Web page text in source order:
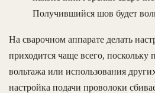
Получившийся шов будет
На сварочном аппарате делать
приходится чаще всего, поскольку
вольтажа или использования
настройка подачи проволоки